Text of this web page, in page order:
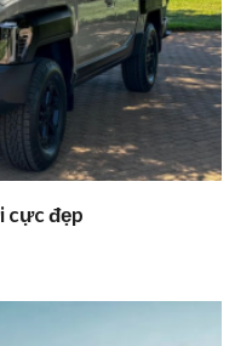
cực đẹp